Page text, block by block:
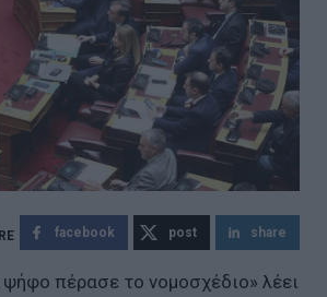
facebook post share
πέρασε το νομοσχέδιο» λέει